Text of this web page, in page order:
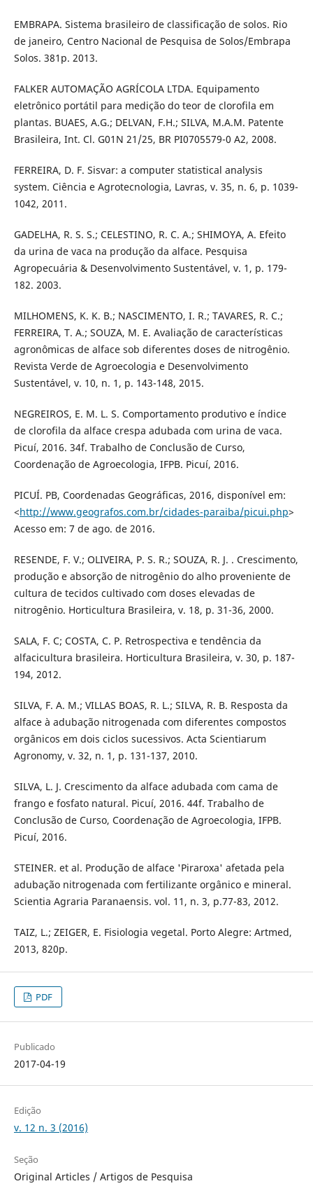
EMBRAPA. Sistema brasileiro de classificação de solos. Rio
de janeiro, Centro Nacional de Pesquisa de Solos/Embrapa
Solos. 381p. 2013.
FALKER AUTOMAÇÃO AGRÍCOLA LTDA. Equipamento
eletrônico portátil para medição do teor de clorofila em
plantas. BUAES, A.G.; DELVAN, F.H.; SILVA, M.A.M. Patente
Brasileira, Int. Cl. G01N 21/25, BR PI0705579-0 A2, 2008.
FERREIRA, D. F. Sisvar: a computer statistical analysis
system. Ciência e Agrotecnologia, Lavras, v. 35, n. 6, p. 1039-
1042, 2011.
GADELHA, R. S. S.; CELESTINO, R. C. A.; SHIMOYA, A. Efeito
da urina de vaca na produção da alface. Pesquisa
Agropecuária & Desenvolvimento Sustentável, v. 1, p. 179-
182. 2003.
MILHOMENS, K. K. B.; NASCIMENTO, I. R.; TAVARES, R. C.;
FERREIRA, T. A.; SOUZA, M. E. Avaliação de características
agronômicas de alface sob diferentes doses de nitrogênio.
Revista Verde de Agroecologia e Desenvolvimento
Sustentável, v. 10, n. 1, p. 143-148, 2015.
NEGREIROS, E. M. L. S. Comportamento produtivo e índice
de clorofila da alface crespa adubada com urina de vaca.
Picuí, 2016. 34f. Trabalho de Conclusão de Curso,
Coordenação de Agroecologia, IFPB. Picuí, 2016.
PICUÍ. PB, Coordenadas Geográficas, 2016, disponível em:
<http://www.geografos.com.br/cidades-paraiba/picui.php>
Acesso em: 7 de ago. de 2016.
RESENDE, F. V.; OLIVEIRA, P. S. R.; SOUZA, R. J. . Crescimento,
produção e absorção de nitrogênio do alho proveniente de
cultura de tecidos cultivado com doses elevadas de
nitrogênio. Horticultura Brasileira, v. 18, p. 31-36, 2000.
SALA, F. C; COSTA, C. P. Retrospectiva e tendência da
alfacicultura brasileira. Horticultura Brasileira, v. 30, p. 187-
194, 2012.
SILVA, F. A. M.; VILLAS BOAS, R. L.; SILVA, R. B. Resposta da
alface à adubação nitrogenada com diferentes compostos
orgânicos em dois ciclos sucessivos. Acta Scientiarum
Agronomy, v. 32, n. 1, p. 131-137, 2010.
SILVA, L. J. Crescimento da alface adubada com cama de
frango e fosfato natural. Picuí, 2016. 44f. Trabalho de
Conclusão de Curso, Coordenação de Agroecologia, IFPB.
Picuí, 2016.
STEINER. et al. Produção de alface 'Piraroxa' afetada pela
adubação nitrogenada com fertilizante orgânico e mineral.
Scientia Agraria Paranaensis. vol. 11, n. 3, p.77-83, 2012.
TAIZ, L.; ZEIGER, E. Fisiologia vegetal. Porto Alegre: Artmed,
2013, 820p.
PDF
Publicado
2017-04-19
Edição
v. 12 n. 3 (2016)
Seção
Original Articles / Artigos de Pesquisa